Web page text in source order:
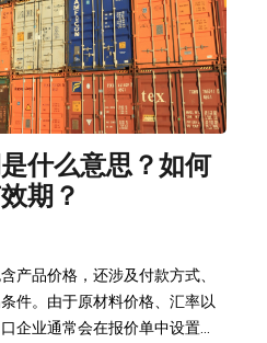
什么意思？如何
期？
产品价格，还涉及付款方式、
件。由于原材料价格、汇率以
企业通常会在报价单中设置...